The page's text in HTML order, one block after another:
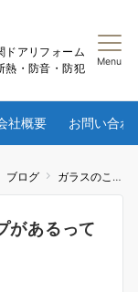
ドアリフォーム
熱・防音・防犯
Menu
社概要 お問い合わ
ブログ ガラスのこと
があるって